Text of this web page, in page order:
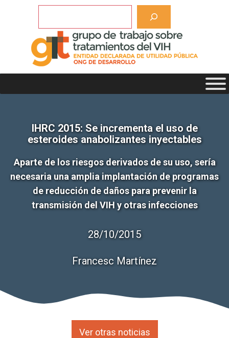
IHRC 2015: Se incrementa el uso de
esteroides anabolizantes inyectables
Aparte de los riesgos derivados de su uso, sería
necesaria una amplia implantación de programas
de reducción de daños para prevenir la
transmisión del VIH y otras infecciones
28/10/2015
Francesc Martínez
Ver otras noticias